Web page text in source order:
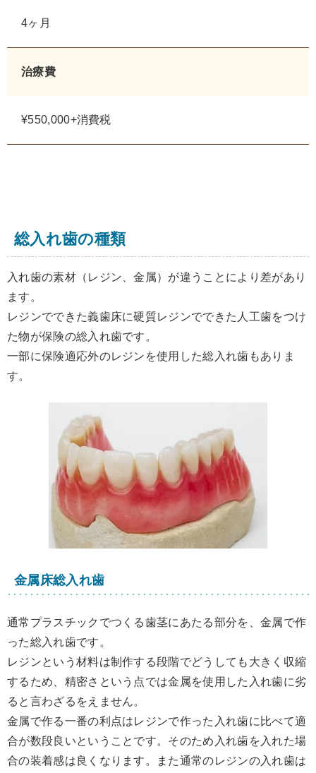
4ヶ月
治療費
¥550,000+消費税
総入れ歯の種類
入れ歯の素材（レジン、金属）が違うことにより差があり
ます。
レジンでできた義歯床に硬質レジンでできた人工歯をつけ
た物が保険の総入れ歯です。
一部に保険適応外のレジンを使用した総入れ歯もありま
す。
金属床総入れ歯
通常プラスチックでつくる歯茎にあたる部分を、金属で作
った総入れ歯です。
レジンという材料は制作する段階でどうしても大きく収縮
するため、精密さという点では金属を使用した入れ歯に劣
ると言わざるをえません。
金属で作る一番の利点はレジンで作った入れ歯に比べて適
合が数段良いということです。そのため入れ歯を入れた場
合の装着感は良くなります。また通常のレジンの入れ歯は